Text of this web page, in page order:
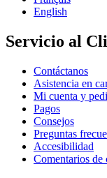
English
Servicio al
Contáctanos
Asistencia en
Mi cuenta y
Pagos
Consejos
Preguntas
Accesibilidad
Comentarios de